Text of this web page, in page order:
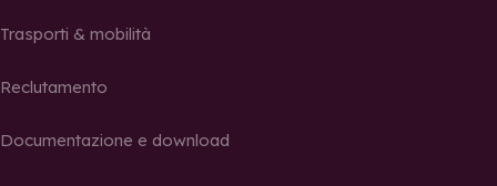
Trasporti & mobilità
Reclutamento
Documentazione e download